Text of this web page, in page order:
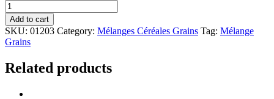
Add to cart
SKU: 01203 Category: Mélanges Céréales Grains Tag: Mélange
Grains
Related products